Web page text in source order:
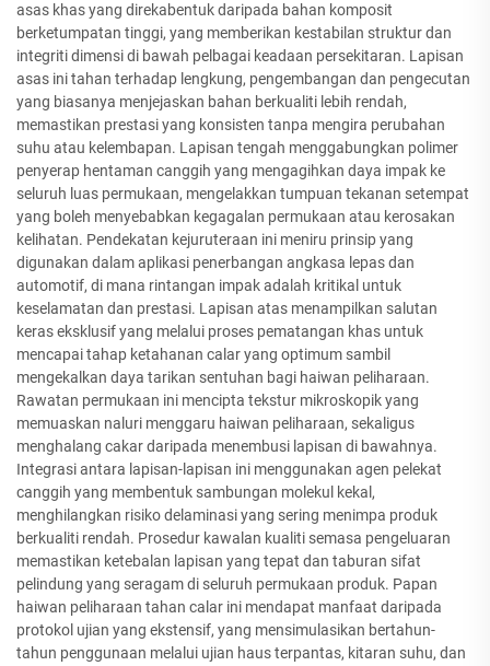
asas khas yang direkabentuk daripada bahan komposit
berketumpatan tinggi, yang memberikan kestabilan struktur dan
integriti dimensi di bawah pelbagai keadaan persekitaran. Lapisan
asas ini tahan terhadap lengkung, pengembangan dan pengecutan
yang biasanya menjejaskan bahan berkualiti lebih rendah,
memastikan prestasi yang konsisten tanpa mengira perubahan
suhu atau kelembapan. Lapisan tengah menggabungkan polimer
penyerap hentaman canggih yang mengagihkan daya impak ke
seluruh luas permukaan, mengelakkan tumpuan tekanan setempat
yang boleh menyebabkan kegagalan permukaan atau kerosakan
kelihatan. Pendekatan kejuruteraan ini meniru prinsip yang
digunakan dalam aplikasi penerbangan angkasa lepas dan
automotif, di mana rintangan impak adalah kritikal untuk
keselamatan dan prestasi. Lapisan atas menampilkan salutan
keras eksklusif yang melalui proses pematangan khas untuk
mencapai tahap ketahanan calar yang optimum sambil
mengekalkan daya tarikan sentuhan bagi haiwan peliharaan.
Rawatan permukaan ini mencipta tekstur mikroskopik yang
memuaskan naluri menggaru haiwan peliharaan, sekaligus
menghalang cakar daripada menembusi lapisan di bawahnya.
Integrasi antara lapisan-lapisan ini menggunakan agen pelekat
canggih yang membentuk sambungan molekul kekal,
menghilangkan risiko delaminasi yang sering menimpa produk
berkualiti rendah. Prosedur kawalan kualiti semasa pengeluaran
memastikan ketebalan lapisan yang tepat dan taburan sifat
pelindung yang seragam di seluruh permukaan produk. Papan
haiwan peliharaan tahan calar ini mendapat manfaat daripada
protokol ujian yang ekstensif, yang mensimulasikan bertahun-
tahun penggunaan melalui ujian haus terpantas, kitaran suhu, dan